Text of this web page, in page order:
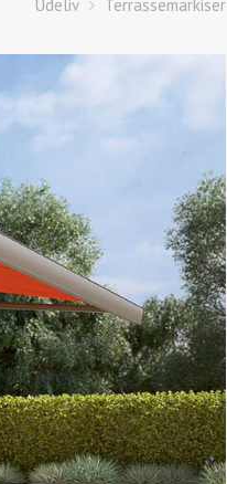
Udeliv Terrassemarkiser